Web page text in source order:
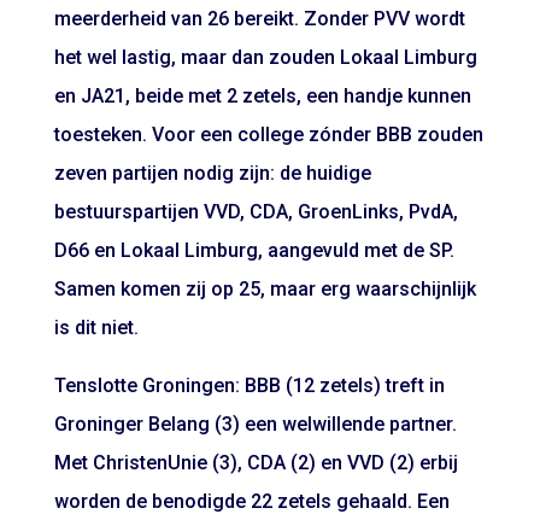
meerderheid van 26 bereikt. Zonder PVV wordt
het wel lastig, maar dan zouden Lokaal Limburg
en JA21, beide met 2 zetels, een handje kunnen
toesteken. Voor een college zónder BBB zouden
zeven partijen nodig zijn: de huidige
bestuurspartijen VVD, CDA, GroenLinks, PvdA,
D66 en Lokaal Limburg, aangevuld met de SP.
Samen komen zij op 25, maar erg waarschijnlijk
is dit niet.
Tenslotte Groningen: BBB (12 zetels) treft in
Groninger Belang (3) een welwillende partner.
Met ChristenUnie (3), CDA (2) en VVD (2) erbij
worden de benodigde 22 zetels gehaald. Een